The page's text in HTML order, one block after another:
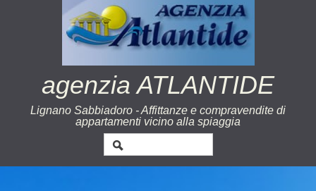
agenzia ATLANTIDE
Lignano Sabbiadoro - Affittanze e compravendite di
appartamenti vicino alla spiaggia